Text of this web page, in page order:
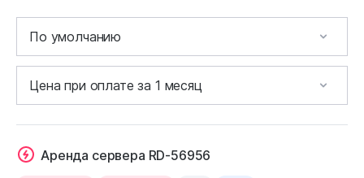
Аренда сервера RD-56956